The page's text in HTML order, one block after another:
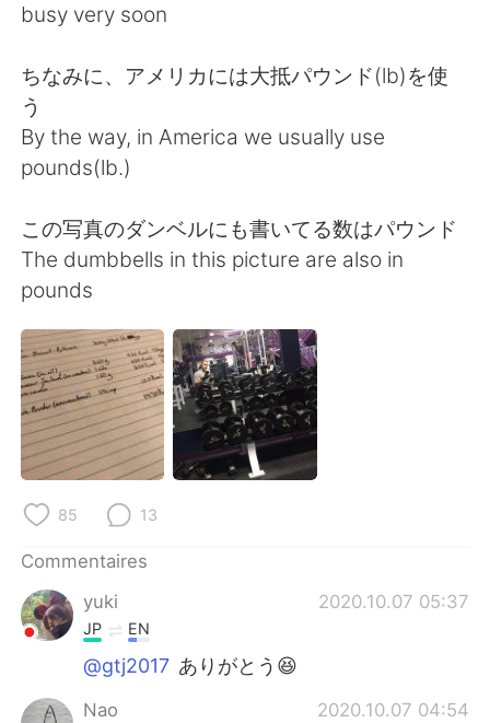
busy very soon
ちなみに、アメリカには大抵パウンド(lb)を使
う
By the way, in America we usually use
pounds(lb.)
この写真のダンベルにも書いてる数はパウンド
The dumbbells in this picture are also in
pounds
85 13
Commentaires
yuki
2020.10.07 05:37
JP EN
@gtj2017 ありがとう😆
Nao 2020.10.07 04:54